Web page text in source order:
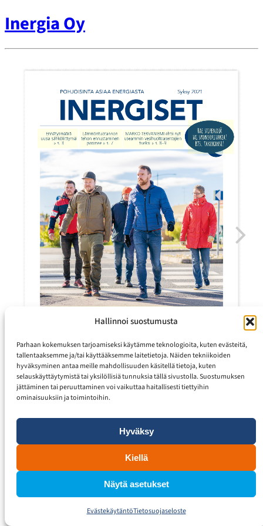
Hallinnoi suostumusta
Parhaan kokemuksen tarjoamiseksi käytämme teknologioita, kuten evästeitä,
tallentaaksemme ja/tai käyttääksemme laitetietoja. Näiden tekniikoiden
hyväksyminen antaa meille mahdollisuuden käsitellä tietoja, kuten
selauskäyttäytymistä tai yksilöllisiä tunnuksia tällä sivustolla. Suostumuksen
jättäminen tai peruuttaminen voi vaikuttaa haitallisesti tiettyihin
ominaisuuksiin ja toimintoihin.
Hyväksy
Kiellä
Näytä asetukset
EvästekäytäntöTietosuojaseloste
Inergia Oy
Inergia Oy-sivuston taustalla pyöriiWordPress